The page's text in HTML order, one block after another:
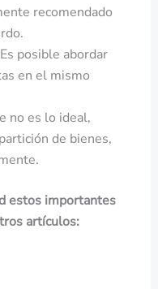
recomendado
posible abordar
en el mismo
no es lo ideal,
de bienes,
estos importantes
artículos: